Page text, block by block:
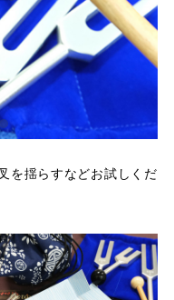
を揺らすなどお試しくだ